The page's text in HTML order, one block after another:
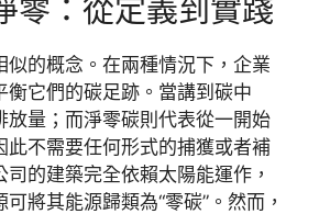
零：從定義到實踐
似的概念。在兩種情況下，企業
衡它們的碳足跡。當講到碳中
放量；而淨零碳則代表從一開始
此不需要任何形式的捕獲或者補
的建築完全依賴太陽能運作，
將其能源歸類為“零碳”。然而，